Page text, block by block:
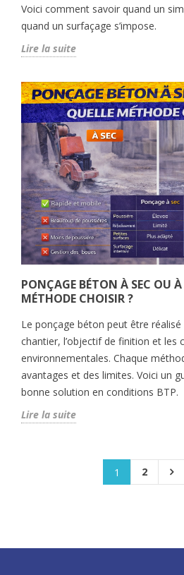
Voici comment savoir quand un
quand un surfaçage s’impose.
Lire la suite
PONÇAGE BÉTON À SEC OU
MÉTHODE CHOISIR ?
Le ponçage béton peut être
chantier, l’objectif de finition et les
environnementales. Chaque
avantages et des limites. Voici un
bonne solution en conditions BTP.
Lire la suite
1 2